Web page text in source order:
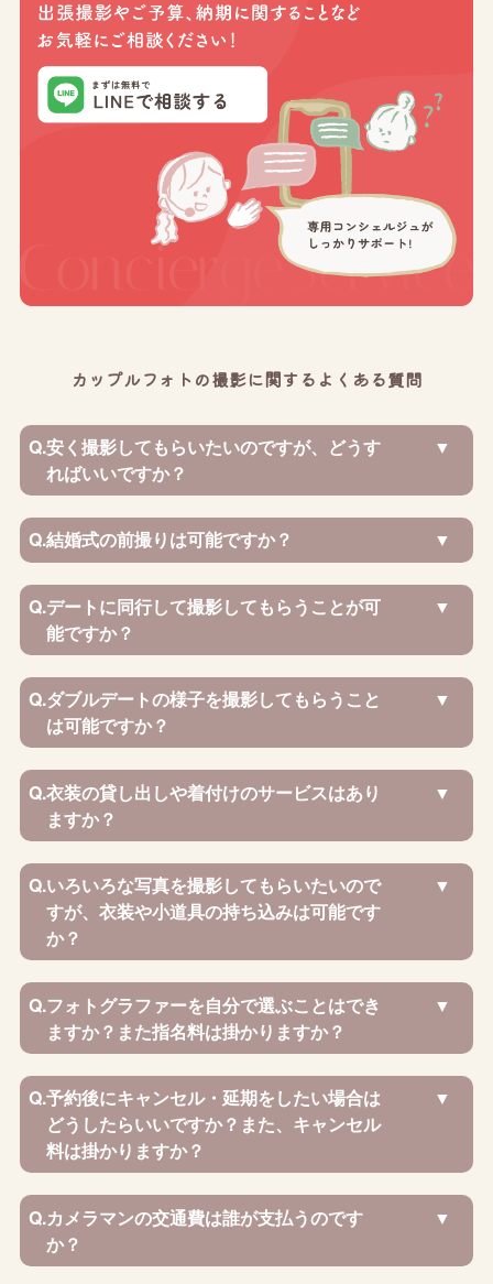
カップルフォトの撮影に関するよくある質問
Q.安く撮影してもらいたいのですが、どうす
ればいいですか？
Q.結婚式の前撮りは可能ですか？
Q.デートに同行して撮影してもらうことが可
能ですか？
Q.ダブルデートの様子を撮影してもらうこと
は可能ですか？
Q.衣装の貸し出しや着付けのサービスはあり
ますか？
Q.いろいろな写真を撮影してもらいたいので
すが、衣装や小道具の持ち込みは可能です
か？
Q.フォトグラファーを自分で選ぶことはでき
ますか？また指名料は掛かりますか？
Q.予約後にキャンセル・延期をしたい場合は
どうしたらいいですか？また、キャンセル
料は掛かりますか？
Q.カメラマンの交通費は誰が支払うのです
か？